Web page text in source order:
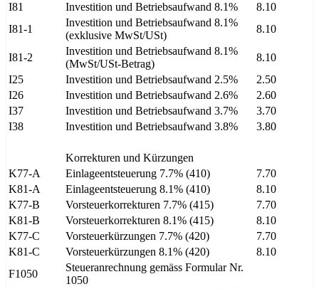
I81
Investition und Betriebsaufwand 8.1%
8.10
I81-1
Investition und Betriebsaufwand 8.1%
(exklusive MwSt/USt)
8.10
I81-2
Investition und Betriebsaufwand 8.1%
(MwSt/USt-Betrag)
8.10
I25
Investition und Betriebsaufwand 2.5%
2.50
I26
Investition und Betriebsaufwand 2.6%
2.60
I37
Investition und Betriebsaufwand 3.7%
3.70
I38
Investition und Betriebsaufwand 3.8% 3.80
Korrekturen und Kürzungen
K77-A
Einlageentsteuerung 7.7% (410)
7.70
K81-A
Einlageentsteuerung 8.1% (410)
8.10
K77-B
Vorsteuerkorrekturen 7.7% (415)
7.70
K81-B
Vorsteuerkorrekturen 8.1% (415)
8.10
K77-C
Vorsteuerkürzungen 7.7% (420)
7.70
K81-C
Vorsteuerkürzungen 8.1% (420)
8.10
F1050
Steueranrechnung gemäss Formular Nr.
1050